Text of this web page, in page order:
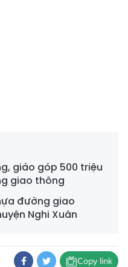
giáo góp 500 triệu
giao thông
đường giao
Nghi Xuân
Copy link